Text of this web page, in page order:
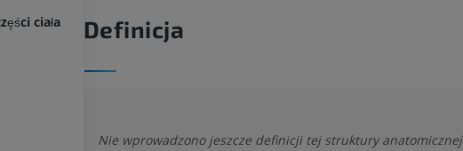
ciała
Definicja
Nie wprowadzono jeszcze definicji tej struktury anatomicznej